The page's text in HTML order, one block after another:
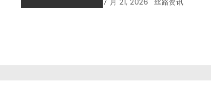
7 月 21, 2026 丝路资讯